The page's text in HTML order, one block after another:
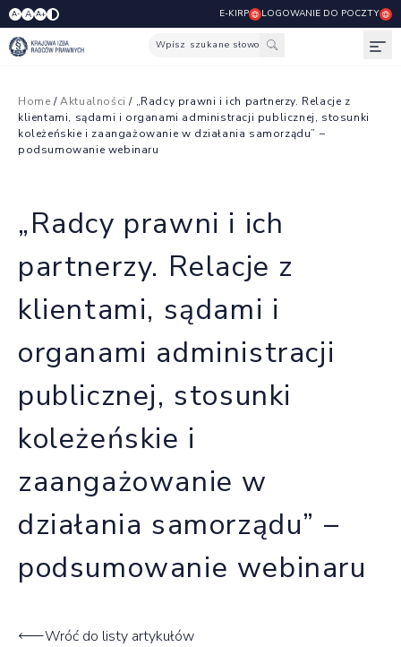
A- A A+ E-KIRP LOGOWANIE DO POCZTY
Wpisz szukane słowo
Home /Aktualności / „Radcy prawni i ich partnerzy. Relacje z
klientami, sądami i organami administracji publicznej, stosunki
koleżeńskie i zaangażowanie w działania samorządu” –
podsumowanie webinaru
„Radcy prawni i ich
partnerzy. Relacje z
klientami, sądami i
organami administracji
publicznej, stosunki
koleżeńskie i
zaangażowanie w
działania samorządu” –
podsumowanie webinaru
Wróć do listy artykułów